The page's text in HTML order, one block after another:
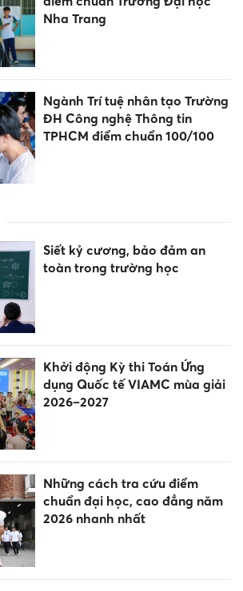
Nha Trang
Ngành Trí tuệ nhân tạo Trường
ĐH Công nghệ Thông tin
TPHCM điểm chuẩn 100/100
Siết kỷ cương, bảo đảm an
toàn trong trường học
Khởi động Kỳ thi Toán Ứng
dụng Quốc tế VIAMC mùa giải
2026–2027
Những cách tra cứu điểm
chuẩn đại học, cao đẳng năm
2026 nhanh nhất